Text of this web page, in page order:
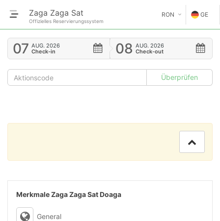
Zaga Zaga Sat
Offizielles Reservierungssystem
RON
€
$
£
GE
EN
GE
GR
RO
07 AUG. 2026
Check-in
08 AUG. 2026
Check-out
Merkmale Zaga Zaga Sat Doaga
General